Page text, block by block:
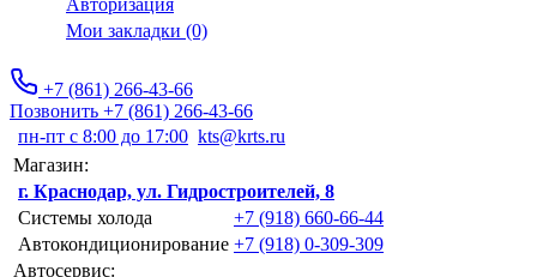
Авторизация
Мои закладки (0)
+7 (861) 266-43-66
Позвонить +7 (861) 266-43-66
пн-пт с 8:00 до 17:00 kts@krts.ru
Магазин:
г. Краснодар, ул. Гидростроителей, 8
Системы холода
+7 (918) 660-66-44
Автокондиционирование +7 (918) 0-309-309
Автосервис: